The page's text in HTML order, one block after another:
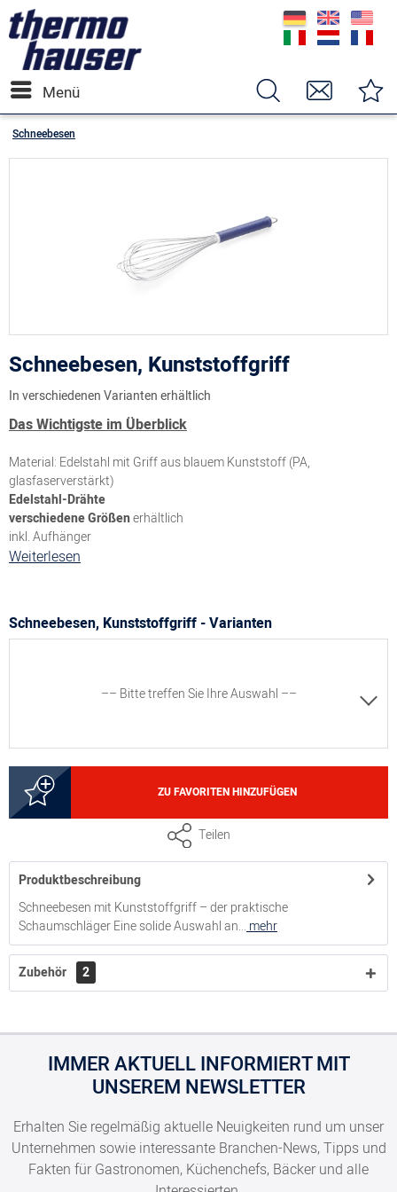
Menü
Schneebesen
Schneebesen, Kunststoffgriff
In verschiedenen Varianten erhältlich
Das Wichtigste im Überblick
Material: Edelstahl mit Griff aus blauem Kunststoff (PA,
glasfaserverstärkt)
Edelstahl-Drähte
verschiedene Größenerhältlich
inkl. Aufhänger
Weiterlesen
Schneebesen, Kunststoffgriff - Varianten
–– Bitte treffen Sie Ihre Auswahl ––
Schneebesen 25 cm, 12 Drähte, Drahtstärke 1,4 mm,
5000145025
Schneebesen 30 cm, 16 Drähte, Drahtstärke 1,8 mm,
Kunststoffgriff
5000145035
Schneebesen 35 cm, 16 Drähte, Drahtstärke 1,8 mm,
Kunststoffgriff
5000145045
Schneebesen 40 cm, 16 Drähte, Drahtstärke 1,8 mm,
Kunststoffgriff
ZU FAVORITEN HINZUFÜGEN
Teilen
Produktbeschreibung
Schneebesen mit Kunststoffgriff – der praktische
Schaumschläger Eine solide Auswahl an... mehr
Zubehör 2
IMMER AKTUELL INFORMIERT MIT
UNSEREM NEWSLETTER
Erhalten Sie regelmäßig aktuelle Neuigkeiten rund um unser
Unternehmen sowie interessante Branchen-News, Tipps und
Fakten für Gastronomen, Küchenchefs, Bäcker und alle